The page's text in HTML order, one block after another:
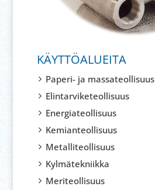
KÄYTTÖALUEITA
Paperi- ja massateollisuus
Elintarviketeollisuus
Energiateollisuus
Kemianteollisuus
Metalliteollisuus
Kylmätekniikka
Meriteollisuus